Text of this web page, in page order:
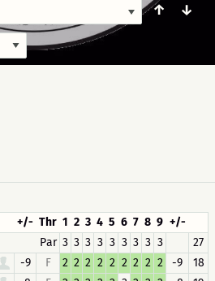
↑ ↓
+/- Thr 1 2 3 4 5 6 7 8 9 +/-
Par 3 3 3 3 3 3 3 3 3
27
-9 F 2 2 2 2 2 2 2 2 2 -9
18